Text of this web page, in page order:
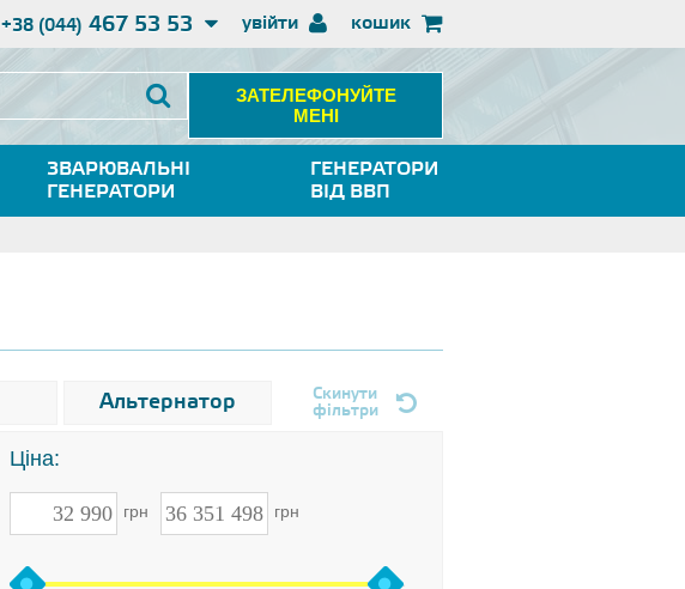
увійти
+38 (044) 467 53 53 кошик
ЗАТЕЛЕФОНУЙТЕ
МЕНІ
ЗВАРЮВАЛЬНІ
ГЕНЕРАТОРИ
ГЕНЕРАТОРИ
ВІД ВВП
Альтернатор
Скинути
фільтри
Ціна:
грн грн